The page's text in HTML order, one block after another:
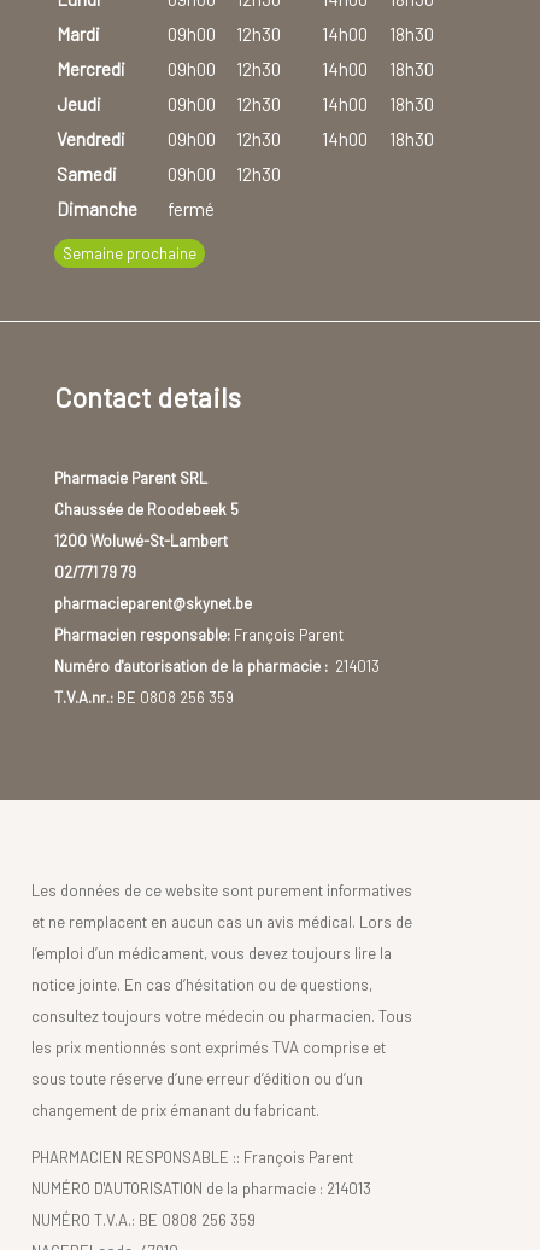
Mardi
09h00 12h30 14h00
18h30
Mercredi
09h00 12h30 14h00
18h30
Jeudi
09h00 12h30 14h00
18h30
Vendredi
09h00 12h30 14h00
18h30
Samedi
09h00
12h30
Dimanche
fermé
Semaine prochaine
Contact details
Pharmacie Parent SRL
Chaussée de Roodebeek 5
1200 Woluwé-St-Lambert
02/771 79 79
pharmacieparent@skynet.be
Pharmacien responsable:François Parent
Numéro d'autorisation de la pharmacie :214013
T.V.A.nr.:BE 0808 256 359
Les données de ce website sont purement informatives
et ne remplacent en aucun cas un avis médical. Lors de
l’emploi d’un médicament, vous devez toujours lire la
notice jointe. En cas d’hésitation ou de questions,
consultez toujours votre médecin ou pharmacien. Tous
les prix mentionnés sont exprimés TVA comprise et
sous toute réserve d’une erreur d’édition ou d’un
changement de prix émanant du fabricant.
PHARMACIEN RESPONSABLE :: François Parent
NUMÉRO D'AUTORISATION de la pharmacie : 214013
NUMÉRO T.V.A.: BE 0808 256 359